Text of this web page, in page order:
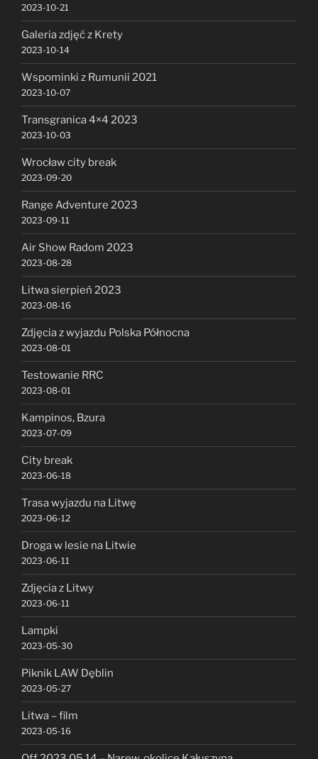
2023-10-21
Galeria zdjęć z Krety
2023-10-14
Wspominki z Rumunii 2021
2023-10-07
Transgranica 4×4 2023
2023-10-03
Wrocław city break
2023-09-20
Range Adventure 2023
2023-09-11
Air Show Radom 2023
2023-08-28
Litwa sierpień 2023
2023-08-16
Zdjęcia z wyjazdu Polska Północna
2023-08-01
Testowanie RRC
2023-08-01
Kampinos, Bzura
2023-07-09
City break
2023-06-18
Trasa wyjazdu na Litwę
2023-06-12
Droga w lesie na Litwie
2023-06-11
Zdjęcia z Litwy
2023-06-11
Lampki
2023-05-30
Piknik LAW Dęblin
2023-05-27
Litwa – film
2023-05-16